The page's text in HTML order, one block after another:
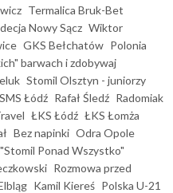
Termalica Bruk-Bet
Nowy Sącz Wiktor
GKS Bełchatów Polonia
barwach i zdobywaj
Stomil Olsztyn - juniorzy
Łódź Rafał Śledź Radomiak
ŁKS Łódź ŁKS Łomża
Bez napinki Odra Opole
Ponad Wszystko"
Rozmowa przed
Kamil Kiereś Polska U-21